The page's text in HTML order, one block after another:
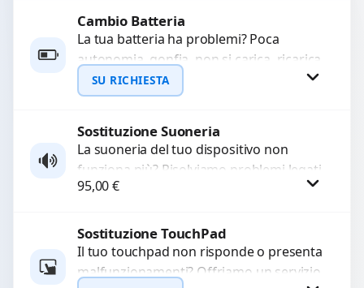
Richiedi Preventivo
WhatsApp
Cambio Batteria
La tua batteria ha problemi? Poca
autonomia, gonfia, non si carica, ricarica
lenta o cicli di ricarica esauriti?
Sostituiamo la...
SU RICHIESTA
Richiedi Preventivo
Sostituzione Suoneria
La suoneria del tuo dispositivo non
funziona più? Risolviamo problemi legati
a moduli audio difettosi con interventi
95,00€
Procedi
Sostituzione TouchPad
Il tuo touchpad non risponde o presenta
malfunzionamenti? Offriamo un servizio